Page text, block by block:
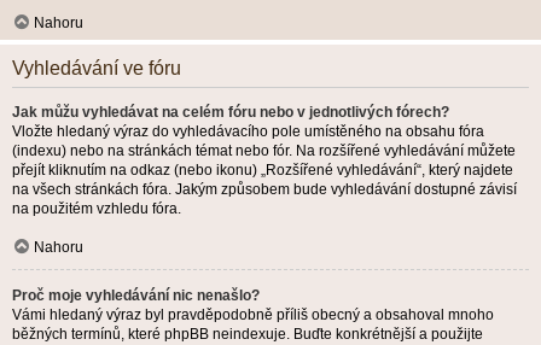
Nahoru
Vyhledávání ve fóru
Jak můžu vyhledávat na celém fóru nebo v jednotlivých fórech?
Vložte hledaný výraz do vyhledávacího pole umístěného na obsahu fóra
(indexu) nebo na stránkách témat nebo fór. Na rozšířené vyhledávání můžete
přejít kliknutím na odkaz (nebo ikonu) „Rozšířené vyhledávání“, který najdete
na všech stránkách fóra. Jakým způsobem bude vyhledávání dostupné závisí
na použitém vzhledu fóra.
Nahoru
Proč moje vyhledávání nic nenašlo?
Vámi hledaný výraz byl pravděpodobně příliš obecný a obsahoval mnoho
běžných termínů, které phpBB neindexuje. Buďte konkrétnější a použijte